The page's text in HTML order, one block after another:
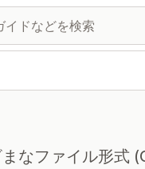
なファイル形式